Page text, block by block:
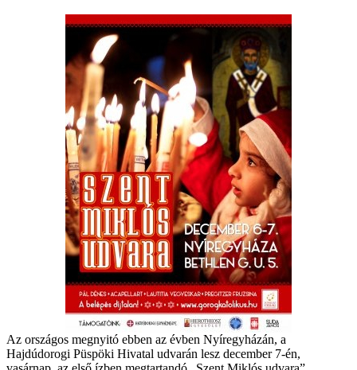
Az országos megnyitó ebben az évben Nyíregyházán, a
Hajdúdorogi Püspöki Hivatal udvarán lesz december 7-én,